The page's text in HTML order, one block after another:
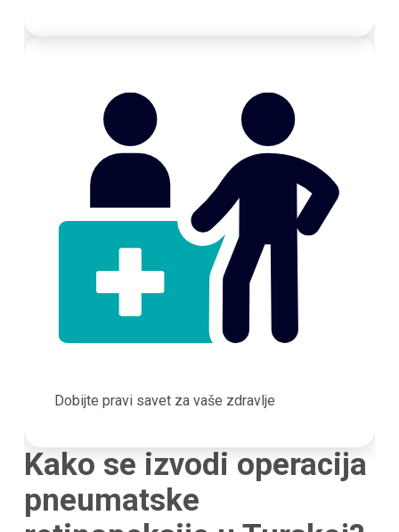
Dobijte pravi savet za vaše zdravlje
Kako se izvodi operacija
pneumatske